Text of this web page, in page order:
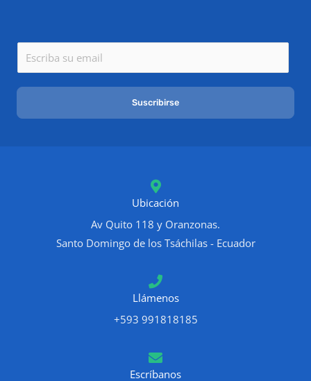
m
a
Suscribirse
Ubicación
Av Quito 118 y Oranzonas.
Santo Domingo de los Tsáchilas - Ecuador
Llámenos
+593 991818185
Escríbanos